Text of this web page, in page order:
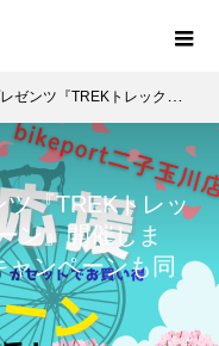
ンペーン』開催します！TREK公式春の新生活キャンペーンも同時開催！
ツ『TREKトレッ
ン』開催しま
ンペーンも同